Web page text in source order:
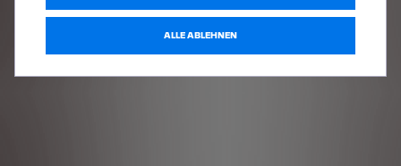
ALLE ABLEHNEN